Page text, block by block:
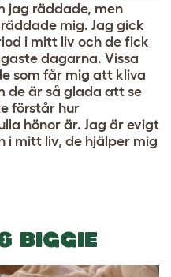
jag räddade, men
mig. Jag gick
i mitt liv och de fick
dagarna. Vissa
som får mig att kliva
de är så glada att se
förstår hur
hönor är. Jag är evigt
i mitt liv, de hjälper mig
BIGGIE